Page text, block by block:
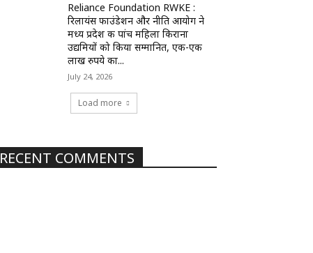
Reliance Foundation RWKE :
रिलायंस फाउंडेशन और नीति आयोग ने
मध्य प्रदेश की पांच महिला किराना
उद्यमियों को किया सम्मानित, एक-एक
लाख रुपये का...
July 24, 2026
Load more
RECENT COMMENTS